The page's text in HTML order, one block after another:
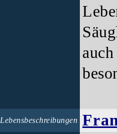
Lebensbeschreibungen